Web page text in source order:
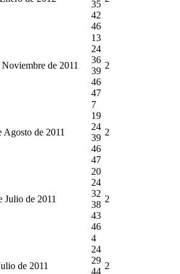
35
42
46
de 2011
13
24
36
39
46
47
2
Agosto de 2011
7
19
24
39
46
47
2
Julio de 2011
20
24
32
38
43
46
2
de 2011
4
24
29
44
2